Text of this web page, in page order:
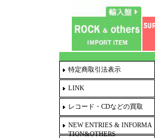
特定商取引法表示
LINK
レコード・CDなどの買取
NEW ENTRIES & INFORMA
TION&OTHERS